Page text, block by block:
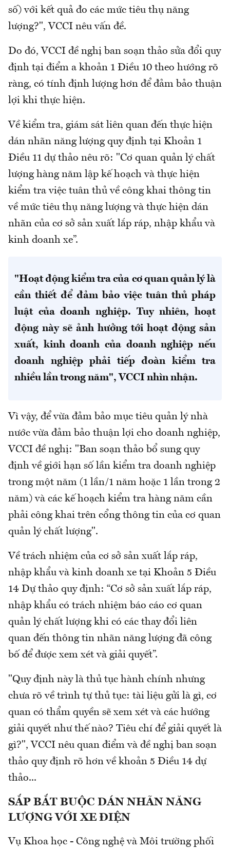
số) với kết quả đo các mức tiêu thụ năng
lượng?", VCCI nêu vấn đề.
Do đó, VCCI đề nghị ban soạn thảo sửa đổi quy
định tại điểm a khoản 1 Điều 10 theo hướng rõ
ràng, có tính định lượng hơn để đảm bảo thuận
lợi khi thực hiện.
Về kiểm tra, giám sát liên quan đến thực hiện
dán nhãn năng lượng quy định tại Khoản 1
Điều 11 dự thảo nêu rõ: "Cơ quan quản lý chất
lượng hàng năm lập kế hoạch và thực hiện
kiểm tra việc tuân thủ về công khai thông tin
về mức tiêu thụ năng lượng và thực hiện dán
nhãn của cơ sở sản xuất lắp ráp, nhập khẩu và
kinh doanh xe”.
"Hoạt động kiểm tra của cơ quan quản lý là
cần thiết để đảm bảo việc tuân thủ pháp
luật của doanh nghiệp. Tuy nhiên, hoạt
động này sẽ ảnh hưởng tới hoạt động sản
xuất, kinh doanh của doanh nghiệp nếu
doanh nghiệp phải tiếp đoàn kiểm tra
nhiều lần trong năm", VCCI nhìn nhận.
Vì vậy, để vừa đảm bảo mục tiêu quản lý nhà
nước vừa đảm bảo thuận lợi cho doanh nghiệp,
VCCI đề nghị: "Ban soạn thảo bổ sung quy
định về giới hạn số lần kiểm tra doanh nghiệp
trong một năm (1 lần/1 năm hoặc 1 lần trong 2
năm) và các kế hoạch kiểm tra hàng năm cần
phải công khai trên cổng thông tin của cơ quan
quản lý chất lượng".
Về trách nhiệm của cơ sở sản xuất lắp ráp,
nhập khẩu và kinh doanh xe tại Khoản 5 Điều
14 Dự thảo quy định: “Cơ sở sản xuất lắp ráp,
nhập khẩu có trách nhiệm báo cáo cơ quan
quản lý chất lượng khi có các thay đổi liên
quan đến thông tin nhãn năng lượng đã công
bố để được xem xét và giải quyết”.
"Quy định này là thủ tục hành chính nhưng
chưa rõ về trình tự thủ tục: tài liệu gửi là gì, cơ
quan có thẩm quyền sẽ xem xét và các hướng
giải quyết như thế nào? Tiêu chí để giải quyết là
gì?", VCCI nêu quan điểm và đề nghị ban soạn
thảo quy định rõ hơn về khoản 5 Điều 14 dự
thảo...
SẮP BẮT BUỘC DÁN NHÃN NĂNG
LƯỢNG VỚI XE ĐIỆN
Vụ Khoa học - Công nghệ và Môi trường phối